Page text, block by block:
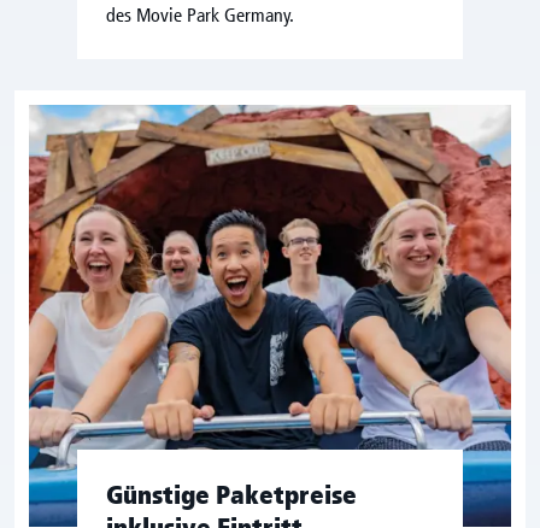
des Movie Park Germany.
Günstige Paketpreise